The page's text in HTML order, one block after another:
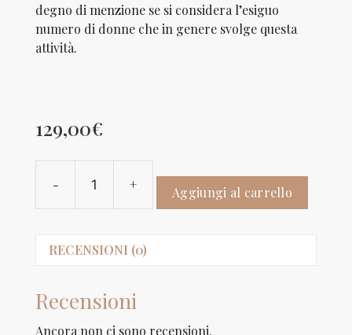
degno di menzio­ne se si considera l’esiguo
numero di donne che in genere svolge questa
attività.
129,00€
-
ROYAL
GUARD
+ Aggiungi al carrello
RECENSIONI (0)
Recensioni
Ancora non ci sono recensioni.